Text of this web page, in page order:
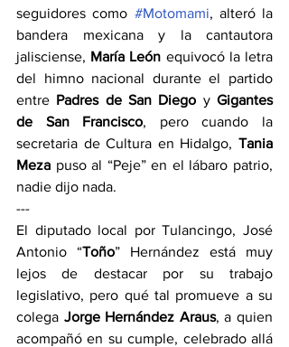
seguidores como #Motomami, alteró la
bandera mexicana y la cantautora
jalisciense, María León equivocó la letra
del himno nacional durante el partido
entre Padres de San Diego y Gigantes
de San Francisco, pero cuando la
secretaria de Cultura en Hidalgo, Tania
Meza puso al “Peje” en el lábaro patrio,
nadie dijo nada.
---
El diputado local por Tulancingo, José
Antonio “Toño” Hernández está muy
lejos de destacar por su trabajo
legislativo, pero qué tal promueve a su
colega Jorge Hernández Araus, a quien
acompañó en su cumple, celebrado allá